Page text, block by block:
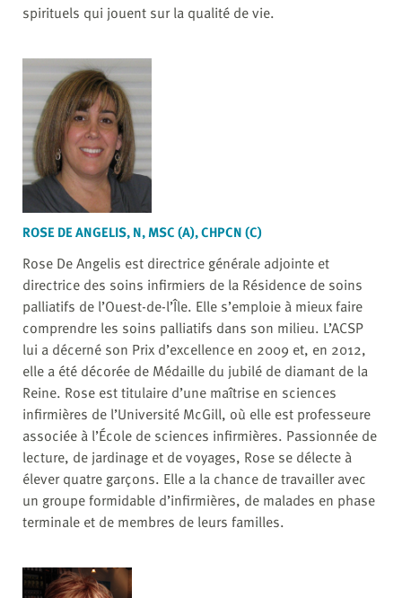
spirituels qui jouent sur la qualité de vie.
ROSE DE ANGELIS, N, MSC (A), CHPCN (C)
Rose De Angelis est directrice générale adjointe et
directrice des soins infirmiers de la Résidence de soins
palliatifs de l’Ouest-de-l’Île. Elle s’emploie à mieux faire
comprendre les soins palliatifs dans son milieu. L’ACSP
lui a décerné son Prix d’excellence en 2009 et, en 2012,
elle a été décorée de Médaille du jubilé de diamant de la
Reine. Rose est titulaire d’une maîtrise en sciences
infirmières de l’Université McGill, où elle est professeure
associée à l’École de sciences infirmières. Passionnée de
lecture, de jardinage et de voyages, Rose se délecte à
élever quatre garçons. Elle a la chance de travailler avec
un groupe formidable d’infirmières, de malades en phase
terminale et de membres de leurs familles.